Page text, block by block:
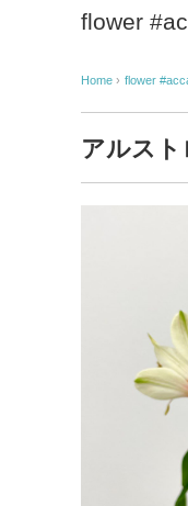
flower
Home › flower
アルス